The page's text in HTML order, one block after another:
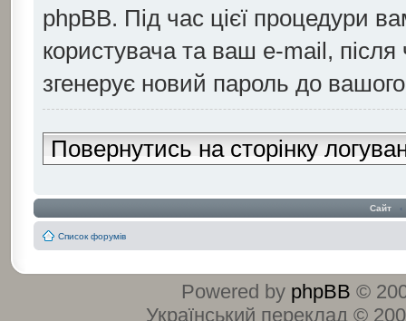
phpBB. Під час цієї процедури
користувача та ваш e-mail,
згенерує новий пароль до вашого
Повернутись на сторінку
Сайт ‹
Список форумів
Powered by phpBB ©
Український переклад ©